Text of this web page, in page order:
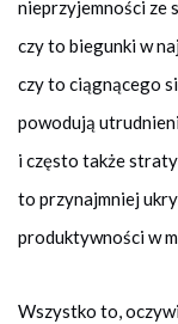
nieprzyjemności ze
czy to biegunki w
czy to ciągnącego
powodują
i często także
to przynajmniej
produktywności w
Wszystko to,